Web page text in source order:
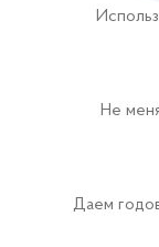
Не
Даем